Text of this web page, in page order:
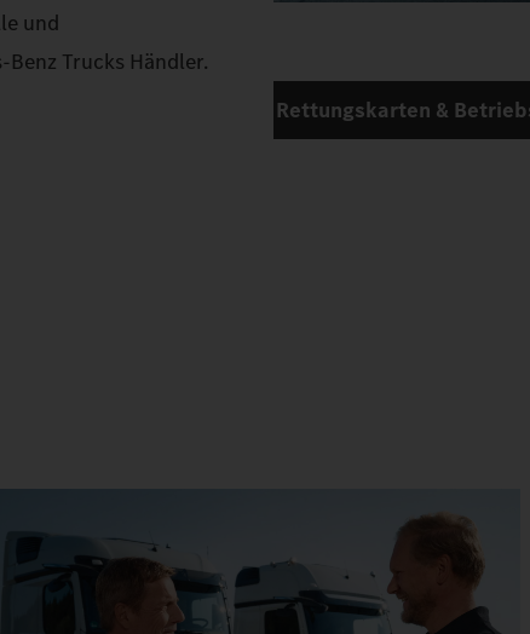
und
Trucks Händler.
Rettungskarten &